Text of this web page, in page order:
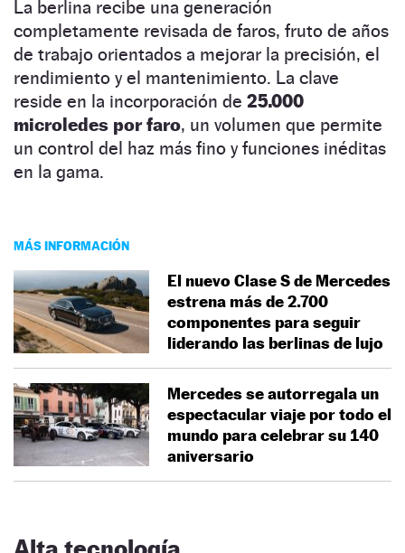
La berlina recibe una generación
completamente revisada de faros, fruto de años
de trabajo orientados a mejorar la precisión, el
rendimiento y el mantenimiento. La clave
reside en la incorporación de 25.000
microledes por faro, un volumen que permite
un control del haz más fino y funciones inéditas
en la gama.
MÁS INFORMACIÓN
El nuevo Clase S de Mercedes
estrena más de 2.700
componentes para seguir
liderando las berlinas de lujo
Mercedes se autorregala un
espectacular viaje por todo el
mundo para celebrar su 140
aniversario